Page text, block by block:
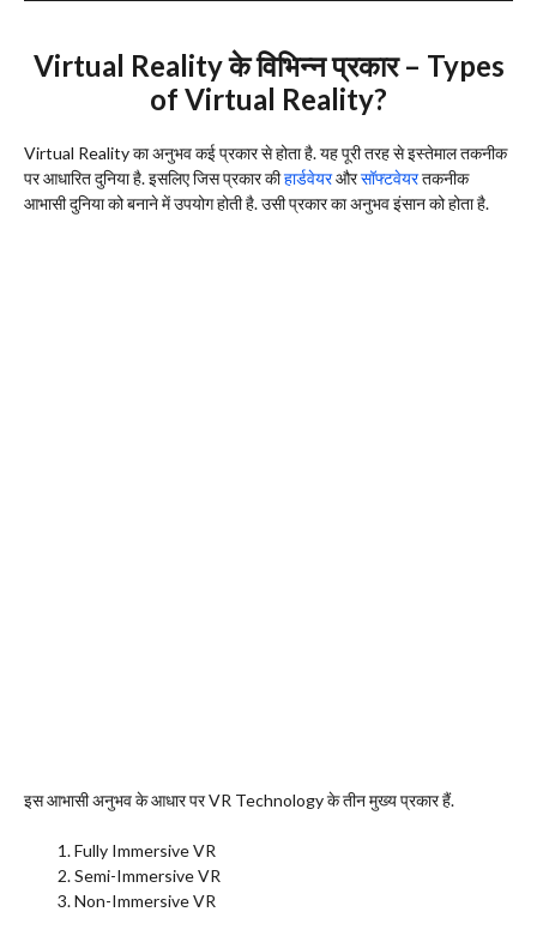
Virtual Realityके विभिन्न प्रकार – Types
of Virtual Reality?
Virtual Reality का अनुभव कई प्रकार से होता है. यह पूरी तरह से इस्तेमाल तकनीक
पर आधारित दुनिया है. इसलिए जिस प्रकार कीहार्डवेयरऔरसॉफ्टवेयरतकनीक
आभासी दुनिया को बनाने में उपयोग होती है. उसी प्रकार का अनुभव इंसान को होता है.
इस आभासी अनुभव के आधार पर VR Technology के तीन मुख्य प्रकार हैं.
Fully Immersive VR
Semi-Immersive VR
Non-Immersive VR